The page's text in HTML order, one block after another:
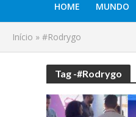
HOME MUNDO
Início » #Rodrygo
Tag -#Rodrygo